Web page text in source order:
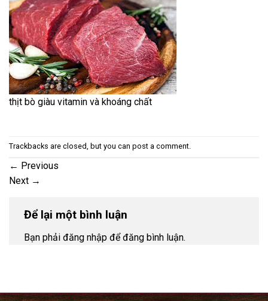
thịt bò giàu vitamin và khoáng chất
Trackbacks are closed, but you can post a comment.
← Previous
Next →
Để lại một bình luận
Bạn phải đăng nhập để đăng bình luận.